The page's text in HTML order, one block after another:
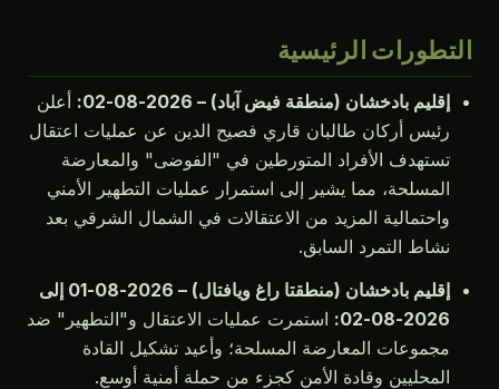
الرئيسية
بادخشان (منطقة فيض آباد) – 2026-08-02:
أعلن
أركان طالبان قاري فصيح الدين عن عمليات اعتقال
الأفراد المتورطين في "الفوضى" والمعارضة
مما يشير إلى استمرار عمليات التطهير الأمني
المزيد من الاعتقالات في الشمال الشرقي بعد
التمرد السابق.
إقليم بادخشان (منطقتا راغ ويافتال) – 2026-08-01 إلى
استمرت عمليات الاعتقال و"التطهير" ضد
المعارضة المسلحة؛ وأعيد تشكيل القادة
وقادة الأمن كجزء من حملة أمنية أوسع.